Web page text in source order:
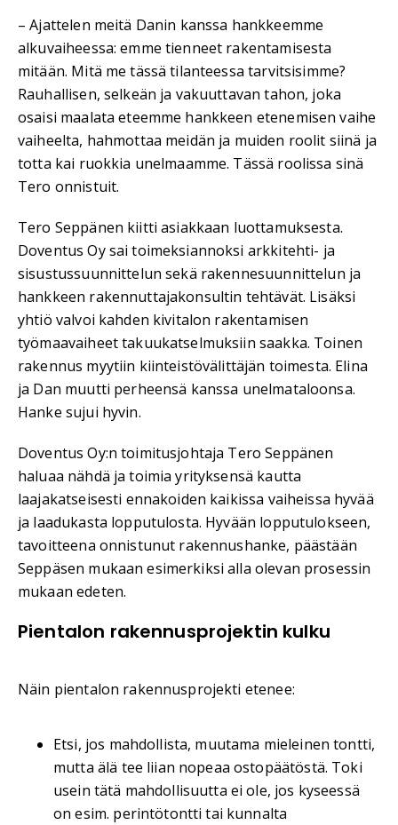
– Ajattelen meitä Danin kanssa hankkeemme
alkuvaiheessa: emme tienneet rakentamisesta
mitään. Mitä me tässä tilanteessa tarvitsisimme?
Rauhallisen, selkeän ja vakuuttavan tahon, joka
osaisi maalata eteemme hankkeen etenemisen vaihe
vaiheelta, hahmottaa meidän ja muiden roolit siinä ja
totta kai ruokkia unelmaamme. Tässä roolissa sinä
Tero onnistuit.
Tero Seppänen kiitti asiakkaan luottamuksesta.
Doventus Oy sai toimeksiannoksi arkkitehti- ja
sisustussuunnittelun sekä rakennesuunnittelun ja
hankkeen rakennuttajakonsultin tehtävät. Lisäksi
yhtiö valvoi kahden kivitalon rakentamisen
työmaavaiheet takuukatselmuksiin saakka. Toinen
rakennus myytiin kiinteistövälittäjän toimesta. Elina
ja Dan muutti perheensä kanssa unelmataloonsa.
Hanke sujui hyvin.
Doventus Oy:n toimitusjohtaja Tero Seppänen
haluaa nähdä ja toimia yrityksensä kautta
laajakatseisesti ennakoiden kaikissa vaiheissa hyvää
ja laadukasta lopputulosta. Hyvään lopputulokseen,
tavoitteena onnistunut rakennushanke, päästään
Seppäsen mukaan esimerkiksi alla olevan prosessin
mukaan edeten.
Pientalon rakennusprojektin kulku
Näin pientalon rakennusprojekti etenee:
Etsi, jos mahdollista, muutama mieleinen tontti,
mutta älä tee liian nopeaa ostopäätöstä. Toki
usein tätä mahdollisuutta ei ole, jos kyseessä
on esim. perintötontti tai kunnalta